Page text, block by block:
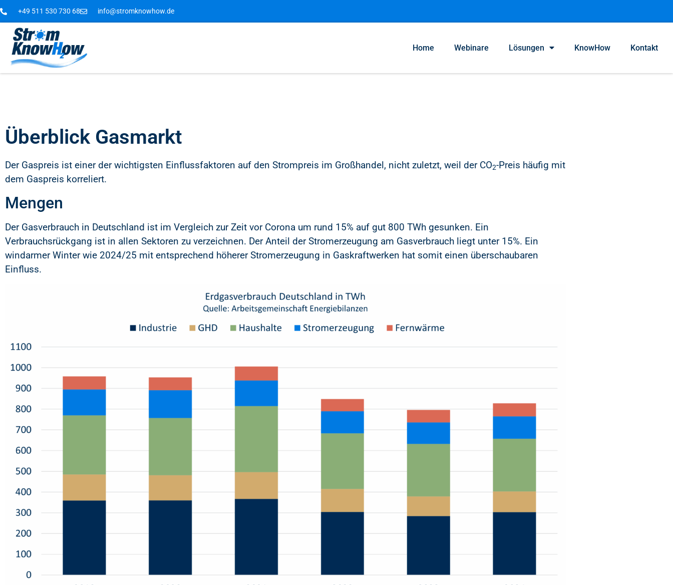
+49 511 530 730 68 info@stromknowhow.de
Home Webinare Lösungen KnowHow Kontakt
Überblick Gasmarkt
Der Gaspreis ist einer der wichtigsten Einflussfaktoren auf den Strompreis im Großhandel, nicht zuletzt, weil der CO2-Preis häufig mit
dem Gaspreis korreliert.
Mengen
Der Gasverbrauch in Deutschland ist im Vergleich zur Zeit vor Corona um rund 15% auf gut 800 TWh gesunken. Ein
Verbrauchsrückgang ist in allen Sektoren zu verzeichnen. Der Anteil der Stromerzeugung am Gasverbrauch liegt unter 15%. Ein
windarmer Winter wie 2024/25 mit entsprechend höherer Stromerzeugung in Gaskraftwerken hat somit einen überschaubaren
Einfluss.